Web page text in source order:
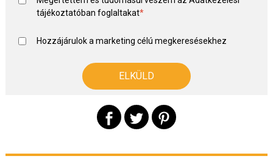
tájékoztatóban foglaltakat*
Hozzájárulok a marketing célú megkeresésekhez